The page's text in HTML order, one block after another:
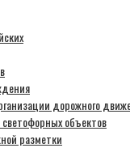
дорожного
объектов
разметки